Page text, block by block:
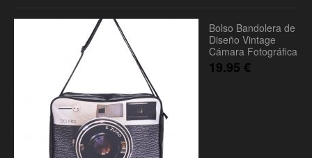
Bolso Bandolera de
Diseño Vintage
Cámara Fotográfica
19.95 €